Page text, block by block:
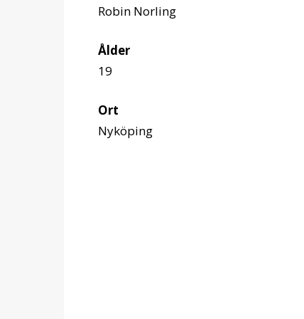
Robin Norling
Ålder
19
Ort
Nyköping